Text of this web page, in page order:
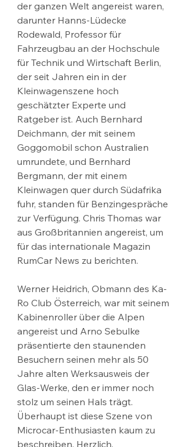
der ganzen Welt angereist waren,
darunter Hanns-Lüdecke
Rodewald, Professor für
Fahrzeugbau an der Hochschule
für Technik und Wirtschaft Berlin,
der seit Jahren ein in der
Kleinwagenszene hoch
geschätzter Experte und
Ratgeber ist. Auch Bernhard
Deichmann, der mit seinem
Goggomobil schon Australien
umrundete, und Bernhard
Bergmann, der mit einem
Kleinwagen quer durch Südafrika
fuhr, standen für Benzingespräche
zur Verfügung. Chris Thomas war
aus Großbritannien angereist, um
für das internationale Magazin
RumCar News zu berichten.
Werner Heidrich, Obmann des Ka-
Ro Club Österreich, war mit seinem
Kabinenroller über die Alpen
angereist und Arno Sebulke
präsentierte den staunenden
Besuchern seinen mehr als 50
Jahre alten Werksausweis der
Glas-Werke, den er immer noch
stolz um seinen Hals trägt.
Überhaupt ist diese Szene von
Microcar-Enthusiasten kaum zu
beschreiben. Herzlich,